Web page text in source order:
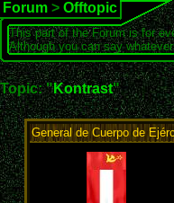
Forum > Offtopic
This part of the Forum is for
Although you can say
Topic: "Kontrast"
General de Cuerpo de